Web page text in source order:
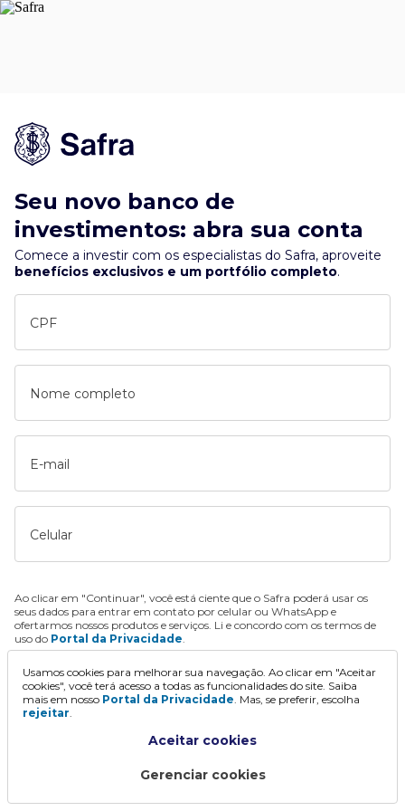
Seu novo banco de
investimentos: abra sua conta
Comece a investir com os especialistas do Safra, aproveite
benefícios exclusivos e um portfólio completo.
CPF
Nome completo
E-mail
Celular
Ao clicar em "Continuar", você está ciente que o Safra poderá usar os
seus dados para entrar em contato por celular ou WhatsApp e
ofertarmos nossos produtos e serviços. Li e concordo com os termos de
uso do Portal da Privacidade.
Continuar
Usamos cookies para melhorar sua navegação. Ao clicar em "Aceitar
cookies", você terá acesso a todas as funcionalidades do site. Saiba
mais em nosso Portal da Privacidade. Mas, se preferir, escolha
rejeitar.
Aceitar cookies
Gerenciar cookies